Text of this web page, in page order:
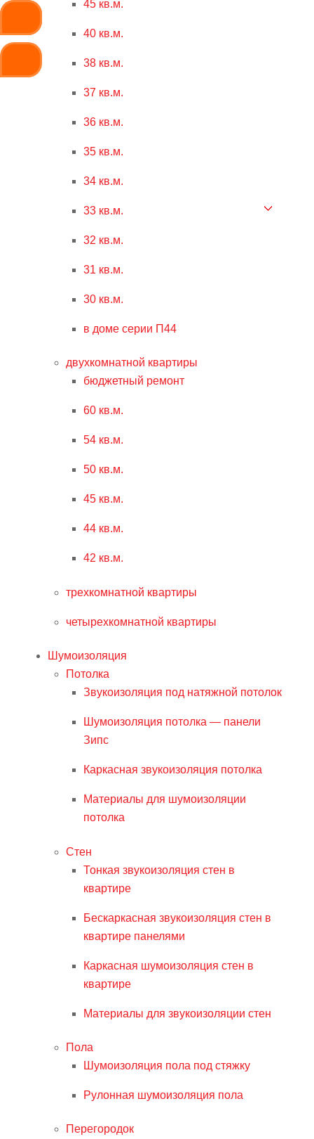
45 кв.м.
40 кв.м.
38 кв.м.
37 кв.м.
36 кв.м.
35 кв.м.
34 кв.м.
33 кв.м.
32 кв.м.
31 кв.м.
30 кв.м.
в доме серии П44
двухкомнатной квартиры
бюджетный ремонт
60 кв.м.
54 кв.м.
50 кв.м.
45 кв.м.
44 кв.м.
42 кв.м.
трехкомнатной квартиры
четырехкомнатной квартиры
Шумоизоляция
Потолка
Звукоизоляция под натяжной потолок
Шумоизоляция потолка — панели
Зипс
Каркасная звукоизоляция потолка
Материалы для шумоизоляции
потолка
Стен
Тонкая звукоизоляция стен в
квартире
Бескаркасная звукоизоляция стен в
квартире панелями
Каркасная шумоизоляция стен в
квартире
Материалы для звукоизоляции стен
Пола
Шумоизоляция пола под стяжку
Рулонная шумоизоляция пола
Перегородок